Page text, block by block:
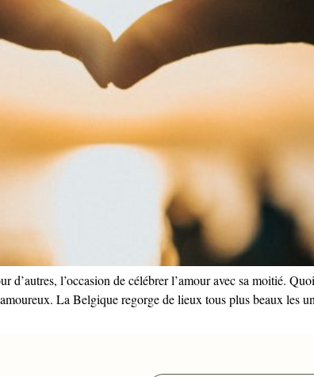
l’occasion de célébrer l’amour avec sa moitié.
La Belgique regorge de lieux tous plus beaux les